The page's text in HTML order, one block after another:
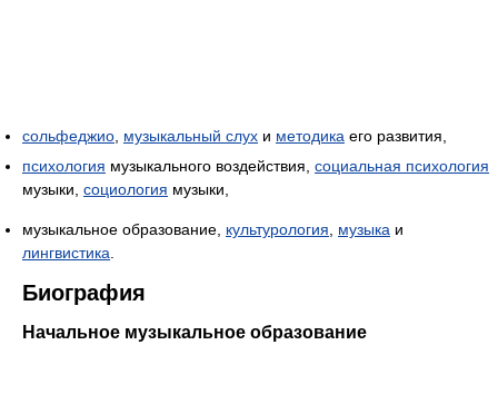
сольфеджио, музыкальный слух и методика его развития,
психология музыкального воздействия, социальная психология
музыки, социология музыки,
музыкальное образование, культурология, музыка и
лингвистика.
Биография
Начальное музыкальное образование